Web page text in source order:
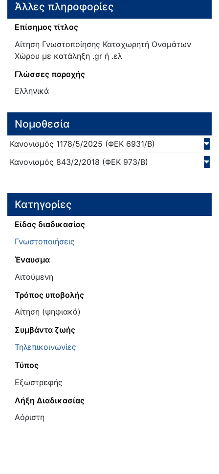
Άλλες πληροφορίες
Επίσημος τίτλος
Αίτηση Γνωστοποίησης Καταχωρητή Ονομάτων
Χώρου με κατάληξη .gr ή .ελ
Γλώσσες παροχής
Ελληνικά
Νομοθεσία
Κανονισμός 1178/5/2025 (ΦΕΚ 6931/Β)
Κανονισμός 843/2/2018 (ΦΕΚ 973/Β)
Κατηγορίες
Είδος διαδικασίας
Γνωστοποιήσεις
Έναυσμα
Αιτούμενη
Τρόπος υποβολής
Αίτηση (ψηφιακά)
Συμβάντα ζωής
Τηλεπικοινωνίες
Τύπος
Εξωστρεφής
Λήξη Διαδικασίας
Αόριστη